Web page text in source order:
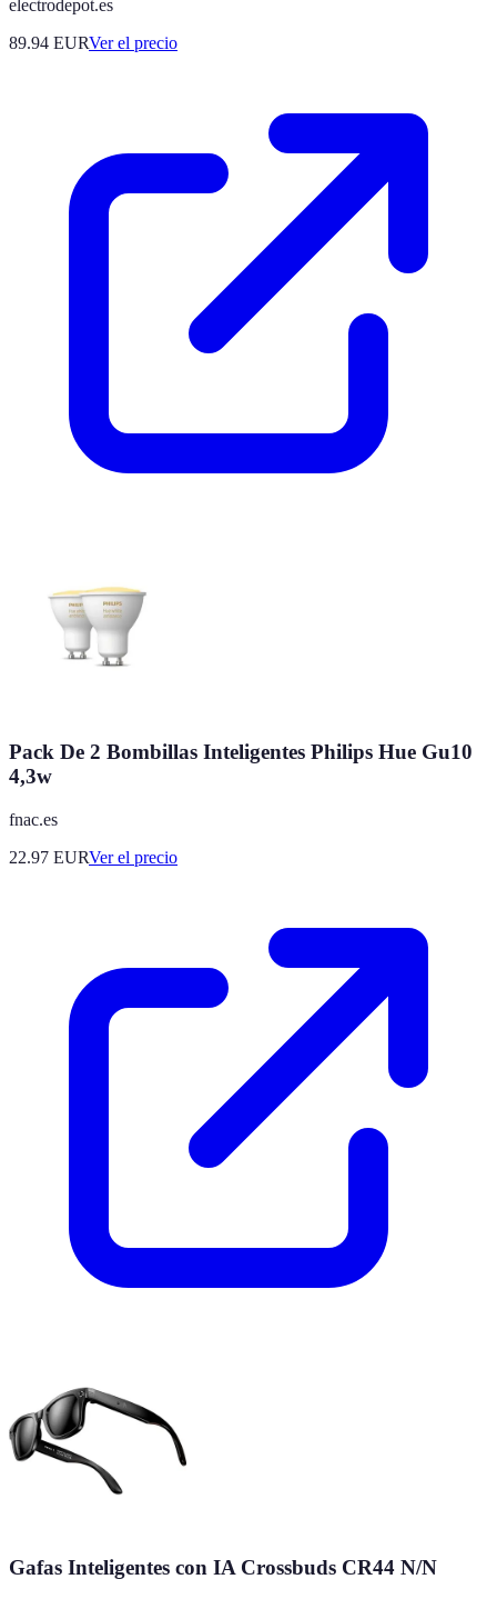
electrodepot.es
89.94 EURVer el precio
Pack De 2 Bombillas Inteligentes Philips Hue Gu10
4,3w
fnac.es
22.97 EURVer el precio
Gafas Inteligentes con IA Crossbuds CR44 N/N